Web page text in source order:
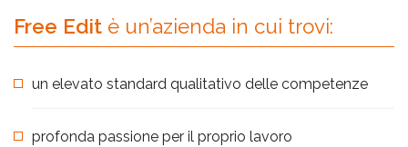
Free Edit è un’azienda in cui trovi:
un elevato standard qualitativo delle competenze
profonda passione per il proprio lavoro